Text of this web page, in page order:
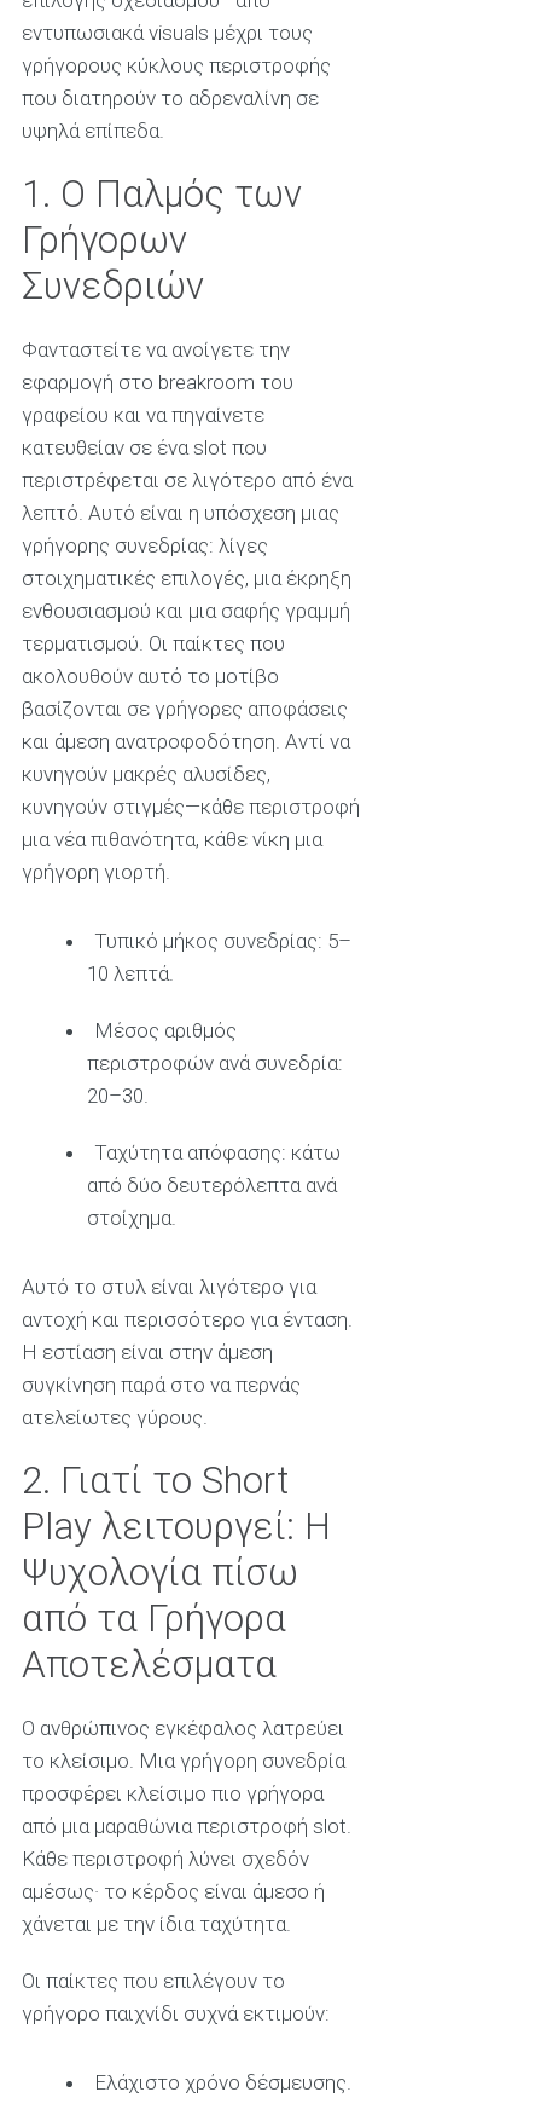
εντυπωσιακά visuals μέχρι τους
γρήγορους κύκλους περιστροφής
που διατηρούν το αδρεναλίνη σε
υψηλά επίπεδα.
1. Ο Παλμός των
Γρήγορων
Συνεδριών
Φανταστείτε να ανοίγετε την
εφαρμογή στο breakroom του
γραφείου και να πηγαίνετε
κατευθείαν σε ένα slot που
περιστρέφεται σε λιγότερο από ένα
λεπτό. Αυτό είναι η υπόσχεση μιας
γρήγορης συνεδρίας: λίγες
στοιχηματικές επιλογές, μια έκρηξη
ενθουσιασμού και μια σαφής γραμμή
τερματισμού. Οι παίκτες που
ακολουθούν αυτό το μοτίβο
βασίζονται σε γρήγορες αποφάσεις
και άμεση ανατροφοδότηση. Αντί να
κυνηγούν μακρές αλυσίδες,
κυνηγούν στιγμές—κάθε περιστροφή
μια νέα πιθανότητα, κάθε νίκη μια
γρήγορη γιορτή.
Τυπικό μήκος συνεδρίας: 5–
10 λεπτά.
Μέσος αριθμός
περιστροφών ανά συνεδρία:
20–30.
Ταχύτητα απόφασης: κάτω
από δύο δευτερόλεπτα ανά
στοίχημα.
Αυτό το στυλ είναι λιγότερο για
αντοχή και περισσότερο για ένταση.
Η εστίαση είναι στην άμεση
συγκίνηση παρά στο να περνάς
ατελείωτες γύρους.
2. Γιατί το Short
Play λειτουργεί: Η
Ψυχολογία πίσω
από τα Γρήγορα
Αποτελέσματα
Ο ανθρώπινος εγκέφαλος λατρεύει
το κλείσιμο. Μια γρήγορη συνεδρία
προσφέρει κλείσιμο πιο γρήγορα
από μια μαραθώνια περιστροφή slot.
Κάθε περιστροφή λύνει σχεδόν
αμέσως· το κέρδος είναι άμεσο ή
χάνεται με την ίδια ταχύτητα.
Οι παίκτες που επιλέγουν το
γρήγορο παιχνίδι συχνά εκτιμούν:
Ελάχιστο χρόνο δέσμευσης.